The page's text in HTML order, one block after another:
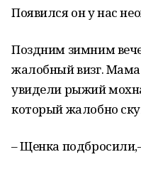
Появился он у нас
Поздним зимним
жалобный визг.
увидели рыжий
который жалобно
– Щенка